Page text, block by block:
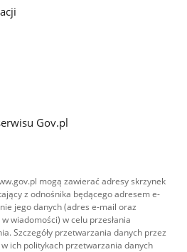
Gov.pl
mogą zawierać adresy skrzynek
z odnośnika będącego adresem e-
jego danych (adres e-mail oraz
wiadomości) w celu przesłania
Szczegóły przetwarzania danych przez
ich politykach przetwarzania danych